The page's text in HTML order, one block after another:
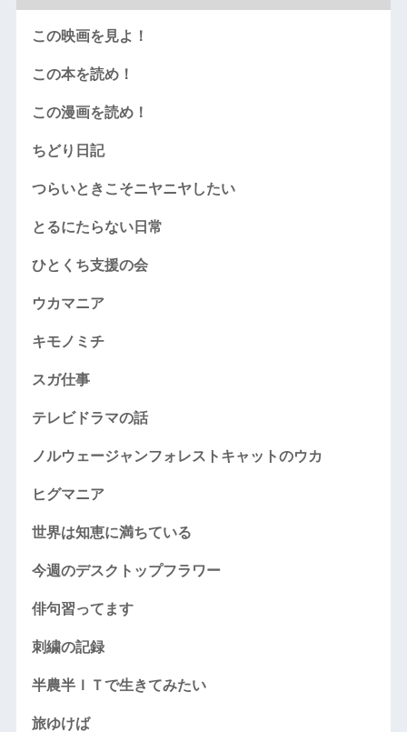
この映画を見よ！
この本を読め！
この漫画を読め！
ちどり日記
つらいときこそニヤニヤしたい
とるにたらない日常
ひとくち支援の会
ウカマニア
キモノミチ
スガ仕事
テレビドラマの話
ノルウェージャンフォレストキャットのウカ
ヒグマニア
世界は知恵に満ちている
今週のデスクトップフラワー
俳句習ってます
刺繍の記録
半農半ＩＴで生きてみたい
旅ゆけば